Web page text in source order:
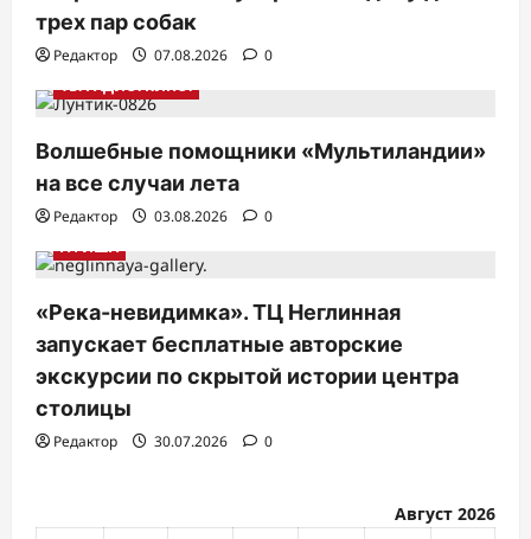
а
и
с
я
м
трех пар собак
Редактор 07.08.2026
0
ТВ. РАДИО. КИНО.
Волшебные помощники «Мультиландии»
на все случаи лета
Редактор 03.08.2026
0
АФИША
«Река-невидимка». ТЦ Неглинная
запускает бесплатные авторские
экскурсии по скрытой истории центра
столицы
Редактор 30.07.2026 0
Август 2026